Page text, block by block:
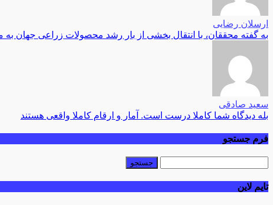
ارسلان رضایی
به گفته محققان، با انتقال بخشی از بار رشد محصولات زراعی جهان
سعید صادقی
بله دیدگاه شما کاملا درست است. آمار و ارقام کاملا واقعی هستند
فرم جستجو
تایم لاین